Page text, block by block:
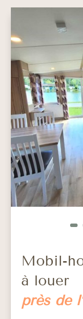
Mobil-
à louer
près de